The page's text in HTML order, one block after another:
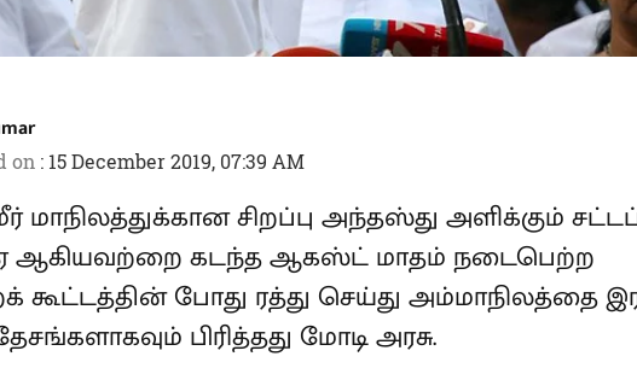
on
மாநிலத்துக்கான சிறப்பு அந்தஸ்து அளிக்கும்
370 மற்றும் 35ஏ ஆகியவற்றை கடந்த ஆகஸ்ட் மாதம்
கூட்டத்தின் போது ரத்து செய்து
இரண்டு யூனியன் பிரதேசங்களாகவும் பிரித்தது